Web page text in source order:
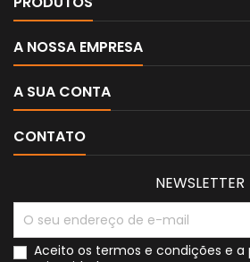
A NOSSA EMPRESA
A SUA CONTA
CONTATO
NEWSLETTER
Aceito os termos e condições e a